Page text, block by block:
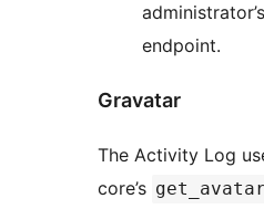
endpoint.
Gravatar
The Activity Log
core’s